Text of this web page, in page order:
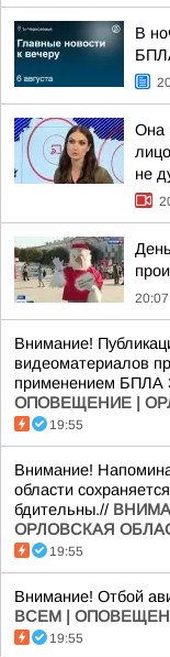
В
Она
не
20:07
Внимание!
видеоматериалов
применением
ОПОВЕЩЕНИЕ |
19:55
Внимание!
области
бдительны.//
ОРЛОВСКАЯ
19:55
Внимание! Отбой
ВСЕМ |
19:55